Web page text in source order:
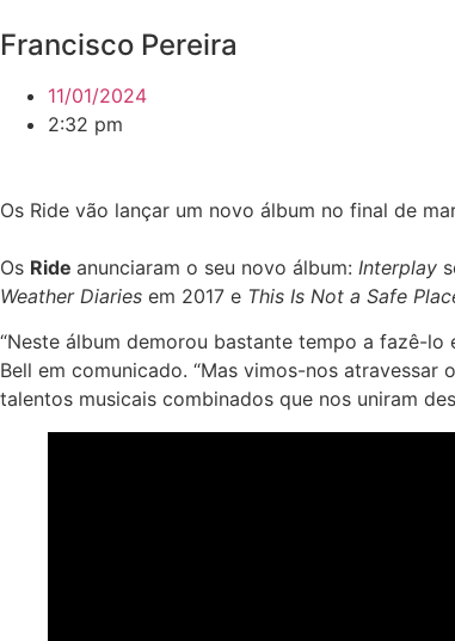
Francisco Pereira
11/01/2024
2:32 pm
Os Ride vão lançar um novo álbum no final de
Os Ride anunciaram o seu novo álbum: Interplay
Weather Diaries em 2017 e This Is Not a Safe
“Neste álbum demorou bastante tempo a fazê-
Bell em comunicado. “Mas vimos-nos
talentos musicais combinados que nos uniram